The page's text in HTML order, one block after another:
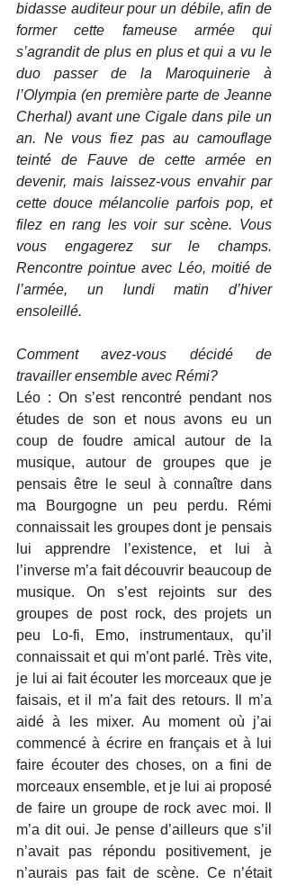
bidasse auditeur pour un débile, afin de
former cette fameuse armée qui
s’agrandit de plus en plus et qui a vu le
duo passer de la Maroquinerie à
l’Olympia (en première parte de Jeanne
Cherhal) avant une Cigale dans pile un
an. Ne vous fiez pas au camouflage
teinté de Fauve de cette armée en
devenir, mais laissez-vous envahir par
cette douce mélancolie parfois pop, et
filez en rang les voir sur scène. Vous
vous engagerez sur le champs.
Rencontre pointue avec Léo, moitié de
l’armée, un lundi matin d’hiver
ensoleillé.
Comment avez-vous décidé de
travailler ensemble avec Rémi?
Léo : On s’est rencontré pendant nos
études de son et nous avons eu un
coup de foudre amical autour de la
musique, autour de groupes que je
pensais être le seul à connaître dans
ma Bourgogne un peu perdu. Rémi
connaissait les groupes dont je pensais
lui apprendre l’existence, et lui à
l’inverse m’a fait découvrir beaucoup de
musique. On s’est rejoints sur des
groupes de post rock, des projets un
peu Lo-fi, Emo, instrumentaux, qu’il
connaissait et qui m’ont parlé. Très vite,
je lui ai fait écouter les morceaux que je
faisais, et il m’a fait des retours. Il m’a
aidé à les mixer. Au moment où j’ai
commencé à écrire en français et à lui
faire écouter des choses, on a fini de
morceaux ensemble, et je lui ai proposé
de faire un groupe de rock avec moi. Il
m’a dit oui. Je pense d’ailleurs que s’il
n’avait pas répondu positivement, je
n’aurais pas fait de scène. Ce n’était